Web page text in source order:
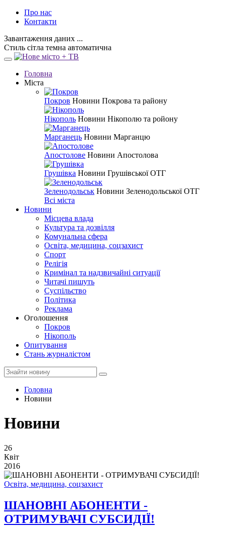
Про нас
Контакти
Завантаження даних ...
Стиль сітла темна автоматична
Головна
Міста
Покров Новини Покрова та району
Нікополь Новини Нікополю та ройону
Марганець Новини Марганцю
Апостолове Новини Апостолова
Грушівка Новини Грушівської ОТГ
Зеленодольськ Новини Зеленодольської ОТГ
Всі міста
Новини
Місцева влада
Культура та дозвілля
Комунальна сфера
Освіта, медицина, соцзахист
Спорт
Релігія
Кримінал та надзвичайні ситуації
Читачі пишуть
Суспільство
Політика
Реклама
Оголошення
Покров
Нікополь
Опитування
Стань журналістом
Головна
Новини
Новини
26
Квіт
2016
Освіта, медицина, соцзахист
ШАНОВНІ АБОНЕНТИ -
ОТРИМУВАЧІ СУБСИДІЇ!